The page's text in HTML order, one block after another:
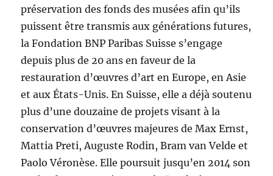
préservation des fonds des musées afin qu’ils
puissent être transmis aux générations futures,
la Fondation BNP Paribas Suisse s’engage
depuis plus de 20 ans en faveur de la
restauration d’œuvres d’art en Europe, en Asie
et aux États-Unis. En Suisse, elle a déjà soutenu
plus d’une douzaine de projets visant à la
conservation d’œuvres majeures de Max Ernst,
Mattia Preti, Auguste Rodin, Bram van Velde et
Paolo Véronèse. Elle poursuit jusqu’en 2014 son